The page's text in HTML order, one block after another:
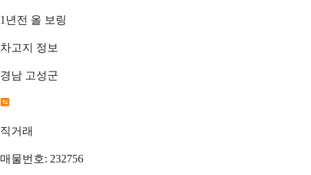
1년전 올 보링
차고지 정보
경남 고성군
직거래
매물번호: 232756